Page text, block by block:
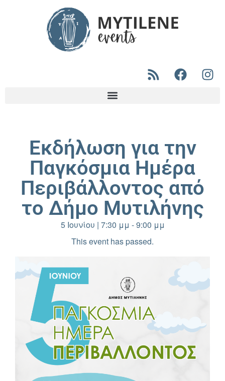
Εκδήλωση για την
Παγκόσμια Ημέρα
Περιβάλλοντος από
το Δήμο Μυτιλήνης
5 Ιουνίου | 7:30 μμ -9:00 μμ
This event has passed.